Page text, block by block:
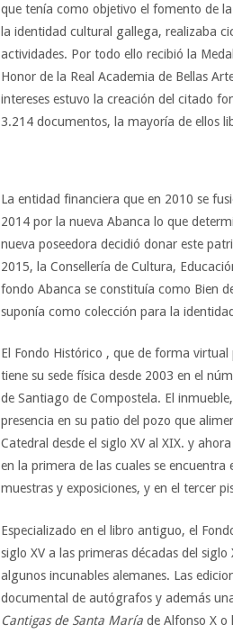
que tenía como objetivo el fomento de
la identidad cultural gallega, realizaba
actividades. Por todo ello recibió la
Honor de la Real Academia de Bellas
intereses estuvo la creación del citado
3.214 documentos, la mayoría de ellos
La entidad financiera que en 2010 se
2014 por la nueva Abanca lo que
nueva poseedora decidió donar este
2015, la Consellería de Cultura,
fondo Abanca se constituía como Bien
suponía como colección para la
El Fondo Histórico , que de forma virtual
tiene su sede física desde 2003 en el
de Santiago de Compostela. El
presencia en su patio del pozo que
Catedral desde el siglo XV al XIX. y
en la primera de las cuales se encuentra
muestras y exposiciones, y en el tercer
Especializado en el libro antiguo, el
siglo XV a las primeras décadas del
algunos incunables alemanes. Las
documental de autógrafos y además
Cantigas de Santa María de Alfonso X o